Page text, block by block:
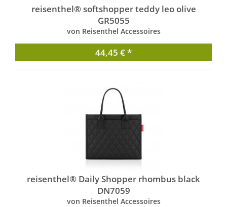
reisenthel® softshopper teddy leo olive
GR5055
von Reisenthel Accessoires
44,45 € *
reisenthel® Daily Shopper rhombus black
DN7059
von Reisenthel Accessoires